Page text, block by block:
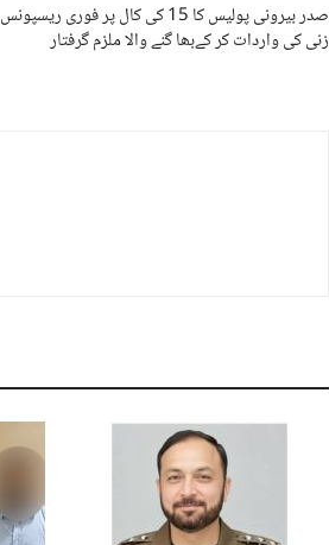
صدر بیرونی پولیس کا 15 کی کال پر فوری
زنی کی واردات کر کےبھا گنے والا ملزم گرفتار